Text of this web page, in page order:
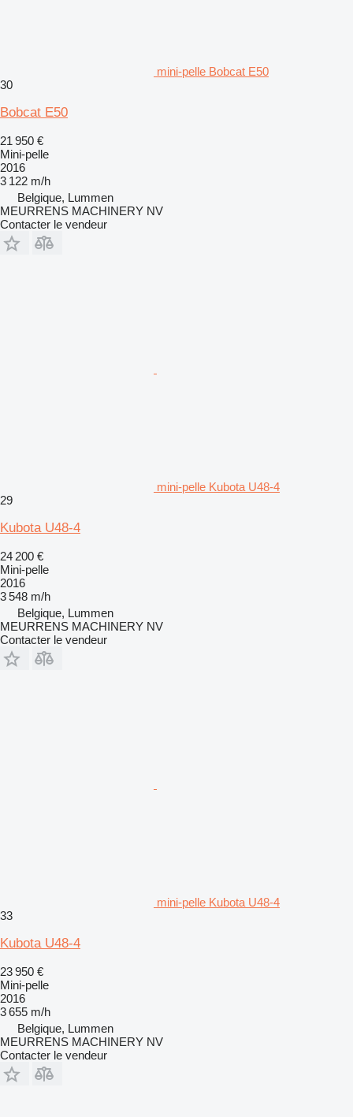
mini-pelle Bobcat E50
30
Bobcat E50
21 950 €
Mini-pelle
2016
3 122 m/h
Belgique, Lummen
MEURRENS MACHINERY NV
Contacter le vendeur
mini-pelle Kubota U48-4
29
Kubota U48-4
24 200 €
Mini-pelle
2016
3 548 m/h
Belgique, Lummen
MEURRENS MACHINERY NV
Contacter le vendeur
mini-pelle Kubota U48-4
33
Kubota U48-4
23 950 €
Mini-pelle
2016
3 655 m/h
Belgique, Lummen
MEURRENS MACHINERY NV
Contacter le vendeur